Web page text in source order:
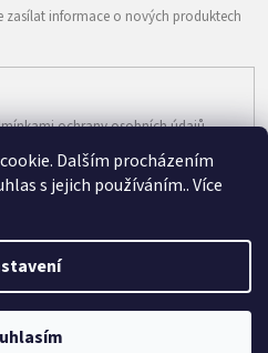
Dalším procházením
s jejich používáním.. Více
zasílat informace o nových produktech
ochrany osobních údajů